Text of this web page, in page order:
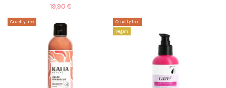
19,90 €
Cruelty free
Cruelty free
Vegan